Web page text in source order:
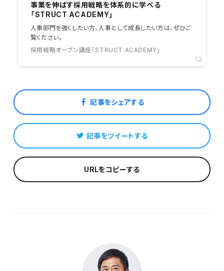
事業を伸ばす採用戦略を体系的に学べる
「STRUCT ACADEMY」
人事部門を強くしたい方、人事として成長したい方は、ぜひご
覧ください。
採用戦略オープン講座「STRUCT ACADEMY」
記事をシェアする
記事をツイートする
URLをコピーする